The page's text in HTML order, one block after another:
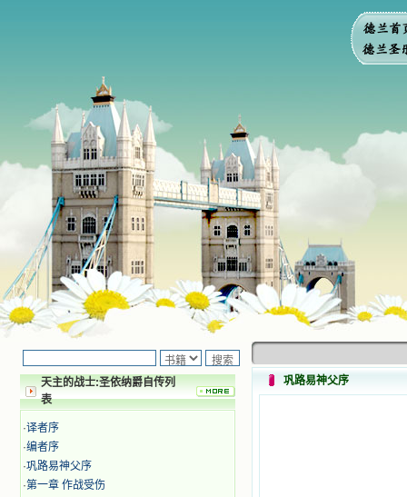
天主的战士:圣依纳爵自传列
表
·译者序
·编者序
·巩路易神父序
·第一章 作战受伤
巩路易神父序